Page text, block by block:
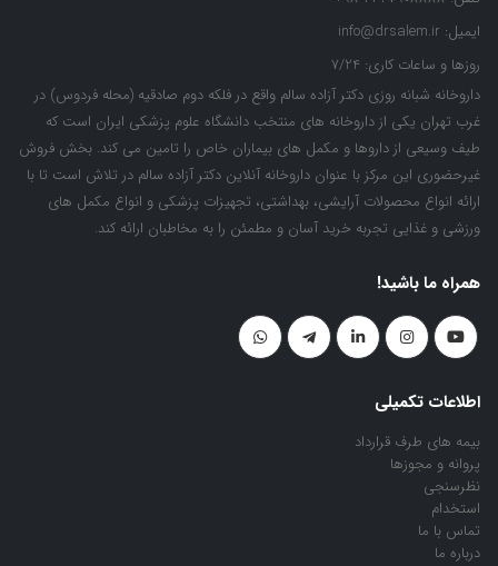
ایمیل: info@drsalem.ir
روزها و ساعات کاری: 7/24
داروخانه شبانه روزی دکتر آزاده سالم واقع در فلکه دوم صادقیه (محله فردوس) در
غرب تهران یکی از داروخانه های منتخب دانشگاه علوم پزشکی ایران است که
طیف وسیعی از داروها و مکمل های بیماران خاص را تامین می کند. بخش فروش
غیرحضوری این مرکز با عنوان داروخانه آنلاین دکتر آزاده سالم در تلاش است تا با
ارائه انواع محصولات آرایشی، بهداشتی، تجهیزات پزشکی و انواع مکمل های
ورزشی و غذایی تجربه خرید آسان و مطمئن را به مخاطبان ارائه کند.
همراه ما باشید!
اطلاعات تکمیلی
بیمه های طرف قرارداد
پروانه و مجوزها
نظرسنجی
استخدام
تماس با ما
درباره ما